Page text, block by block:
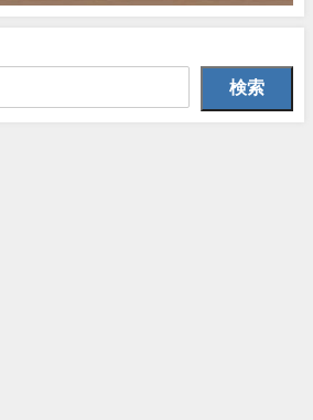
検索